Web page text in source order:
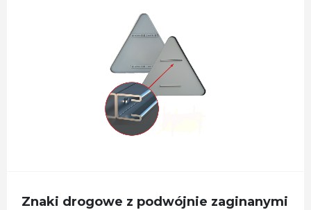
Znaki drogowe z podwójnie zaginanymi